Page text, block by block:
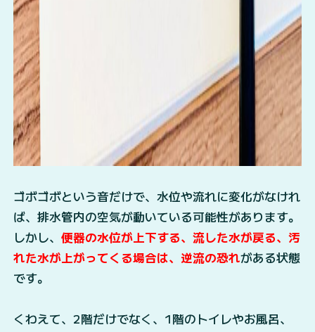
ゴボゴボという音だけで、水位や流れに変化がなけれ
ば、排水管内の空気が動いている可能性があります。
しかし、便器の水位が上下する、流した水が戻る、汚
れた水が上がってくる場合は、逆流の恐れがある状態
です。
くわえて、2階だけでなく、1階のトイレやお風呂、